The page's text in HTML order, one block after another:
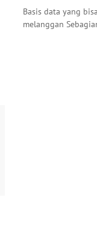
Basis data yang
melanggan